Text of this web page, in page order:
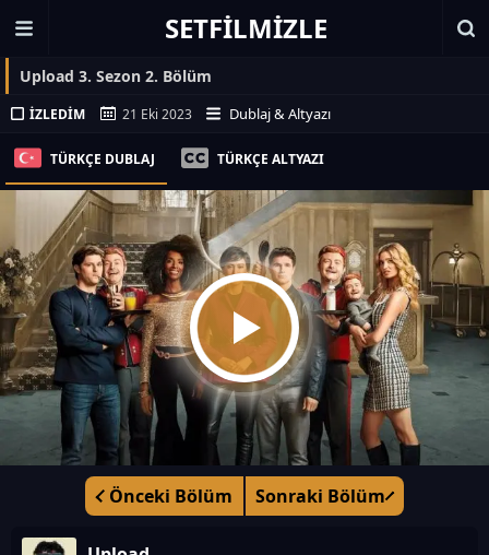
SETFILMIZLE
Upload 3. Sezon 2. Bölüm
İZLEDIM 21 Eki 2023 Dublaj & Altyazı
TÜRKÇE DUBLAJ TÜRKÇE ALTYAZI
Önceki Bölüm Sonraki Bölüm